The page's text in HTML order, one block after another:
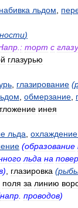
набивка льдом
)
: торт с
глазурью
глазирование (
обмерзание
инея
льда охлаждение
(образование
льда на
) глазировка (
поля за линию
напр проводов)